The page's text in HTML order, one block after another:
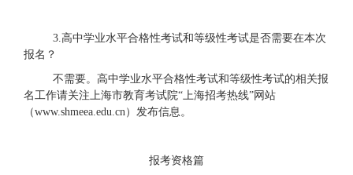
3.高中学业水平合格性考试和等级性考试是否需要在本次
报名 ？
不需要。高中学业水平合格性考试和等级性考试的相关报
名工作请关注上海市教育考试院“上海招考热线”网站
（www.shmeea.edu.cn）发布信息。
报考资格篇